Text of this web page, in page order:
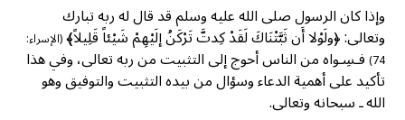
وإذا كان الرسول صلى الله عليه وسلم قد قال له ربه تبارك
وتعالى: ﴿ولَوْلا أَن ثَبَّتْنَاكَ لَقَدْ كِدتَّ تَرْكَنُ إلَيْهِمْ شَيْئاً قَلِيلاً﴾(الإسراء:
74) فـسِـواه من الناس أحوج إلى التثبيت من ربه تعالى، وفي هذا
تأكيد على أهمية الدعاء وسؤال من بيده التثبيت والتوفيق وهو
الله ـ سبحانه وتعالى.